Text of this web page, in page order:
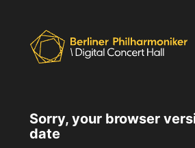
Sorry, your browser
date